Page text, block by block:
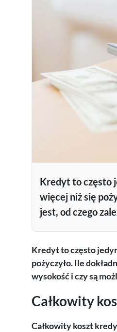
Kredyt to często
więcej niż się
jest, od czego
Kredyt to często
pożyczyło. Ile
wysokość i czy są
Całkowity
Całkowity koszt